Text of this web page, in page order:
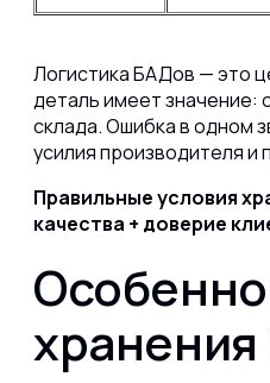
Логистика БАДов — это
деталь имеет значение:
склада. Ошибка в одном
усилия производителя и
Правильные условия
качества + доверие